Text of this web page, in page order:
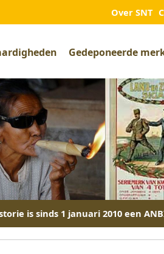
Over SNT
Gedeponeerde
is sinds 1 januari 2010 een